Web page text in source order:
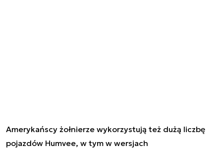
Amerykańscy żołnierze wykorzystują też dużą liczbę
pojazdów Humvee, w tym w wersjach